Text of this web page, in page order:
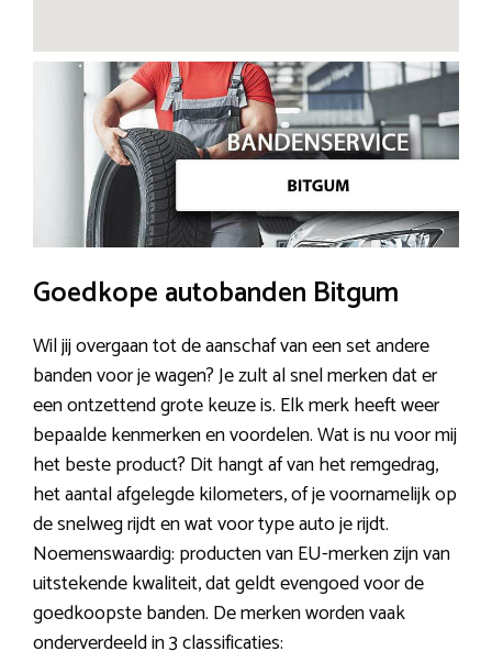
Goedkope autobanden Bitgum
Wil jij overgaan tot de aanschaf van een set andere
banden voor je wagen? Je zult al snel merken dat er
een ontzettend grote keuze is. Elk merk heeft weer
bepaalde kenmerken en voordelen. Wat is nu voor mij
het beste product? Dit hangt af van het remgedrag,
het aantal afgelegde kilometers, of je voornamelijk op
de snelweg rijdt en wat voor type auto je rijdt.
Noemenswaardig: producten van EU-merken zijn van
uitstekende kwaliteit, dat geldt evengoed voor de
goedkoopste banden. De merken worden vaak
onderverdeeld in 3 classificaties: